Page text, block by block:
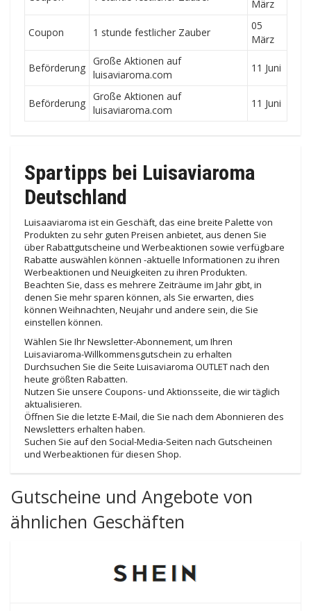
März
Coupon 1 stunde festlicher Zauber
05
März
Beförderung
Große Aktionen auf
luisaviaroma.com
11 Juni
Beförderung
Große Aktionen auf
luisaviaroma.com
11 Juni
Spartipps bei Luisaviaroma
Deutschland
Luisaaviaroma ist ein Geschäft, das eine breite Palette von
Produkten zu sehr guten Preisen anbietet, aus denen Sie
über Rabattgutscheine und Werbeaktionen sowie verfügbare
Rabatte auswählen können -aktuelle Informationen zu ihren
Werbeaktionen und Neuigkeiten zu ihren Produkten.
Beachten Sie, dass es mehrere Zeiträume im Jahr gibt, in
denen Sie mehr sparen können, als Sie erwarten, dies
können Weihnachten, Neujahr und andere sein, die Sie
einstellen können.
Wählen Sie Ihr Newsletter-Abonnement, um Ihren
Luisaviaroma-Willkommensgutschein zu erhalten
Durchsuchen Sie die Seite Luisaviaroma OUTLET nach den
heute größten Rabatten.
Nutzen Sie unsere Coupons- und Aktionsseite, die wir täglich
aktualisieren.
Öffnen Sie die letzte E-Mail, die Sie nach dem Abonnieren des
Newsletters erhalten haben.
Suchen Sie auf den Social-Media-Seiten nach Gutscheinen
und Werbeaktionen für diesen Shop.
Gutscheine und Angebote von
ähnlichen Geschäften